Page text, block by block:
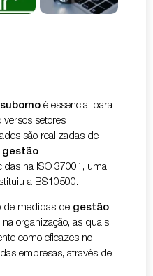
é essencial para
setores
são realizadas de
gestão
na ISO 37001, uma
a BS10500.
de medidas de gestão
organização, as quais
como eficazes no
empresas, através de